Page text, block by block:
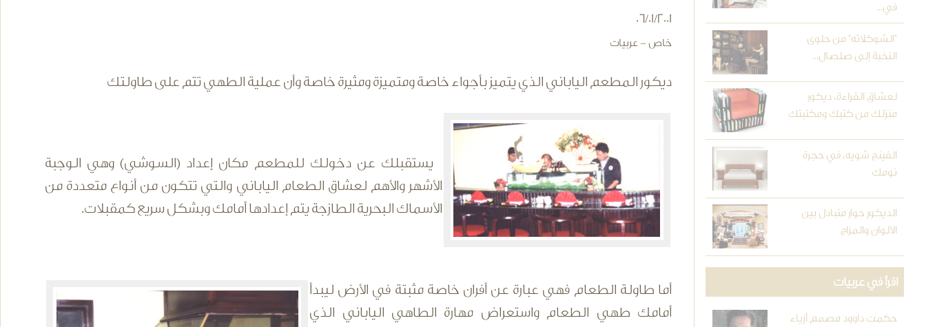
06/01/2001
خاص - عربيات
ديكور المطعم الياباني الذي يتميز بأجواء خاصة ومتميزة ومثيرة خاصة وأن عملية الطهي تتم على طاولتك
يستقبلك عن دخولك للمطعم مكان إعداد (السوشي) وهي الوجبة
الأشهر والأهم لعشاق الطعام الياباني والتي تتكون من أنواع متعددة من
الأسماك البحرية الطازجة يتم إعدادها أمامك وبشكل سريع كمقبلات.
أما طاولة الطعام فهي عبارة عن أفران خاصة مثبتة في الأرض ليبدأ
أمامك طهي الطعام واستعراض مهارة الطاهي الياباني الذي
في...
"الشوكلاته" من حلوى
النخبة إلى صلصال...
لعشاق القراءة، ديكور
منزلك من كتبك ومكتبتك
الفينج شويه، في حجرة
نومك
الديكور حوار متبادل بين
الألوان والمزاج
اقرأ في عربيات
حكمت داوود مصمم أزياء